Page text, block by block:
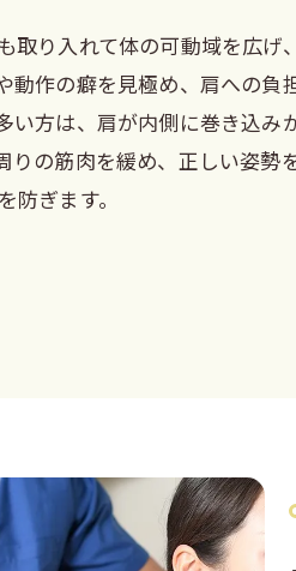
取り入れて体の可動域を広げ
動作の癖を見極め、肩への負
い方は、肩が内側に巻き込み
りの筋肉を緩め、正しい姿勢
ぎます。